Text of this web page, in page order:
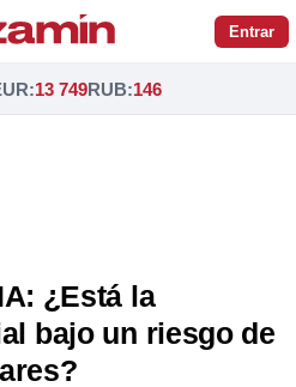
Entrar
:13 749RUB:146
¿Está la
bajo un riesgo de